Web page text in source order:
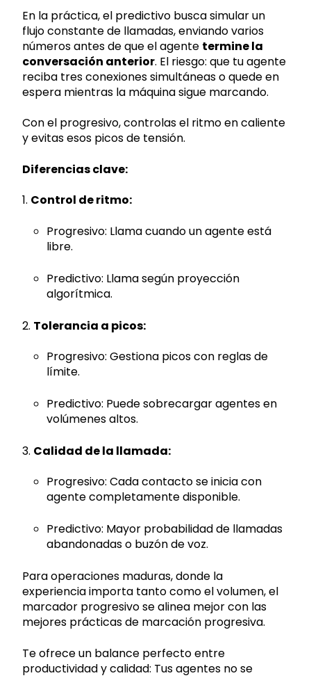
En la práctica, el predictivo busca simular un
flujo constante de llamadas, enviando varios
números antes de que el agente termine la
conversación anterior. El riesgo: que tu agente
reciba tres conexiones simultáneas o quede en
espera mientras la máquina sigue marcando.
Con el progresivo, controlas el ritmo en caliente
y evitas esos picos de tensión.
Diferencias clave:
1. Control de ritmo:
Progresivo: Llama cuando un agente está
libre.
Predictivo: Llama según proyección
algorítmica.
2. Tolerancia a picos:
Progresivo: Gestiona picos con reglas de
límite.
Predictivo: Puede sobrecargar agentes en
volúmenes altos.
3. Calidad de la llamada:
Progresivo: Cada contacto se inicia con
agente completamente disponible.
Predictivo: Mayor probabilidad de llamadas
abandonadas o buzón de voz.
Para operaciones maduras, donde la
experiencia importa tanto como el volumen, el
marcador progresivo se alinea mejor con las
mejores prácticas de marcación progresiva.
Te ofrece un balance perfecto entre
productividad y calidad: Tus agentes no se